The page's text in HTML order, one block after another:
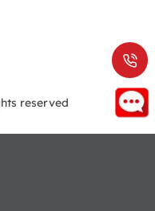
reserved